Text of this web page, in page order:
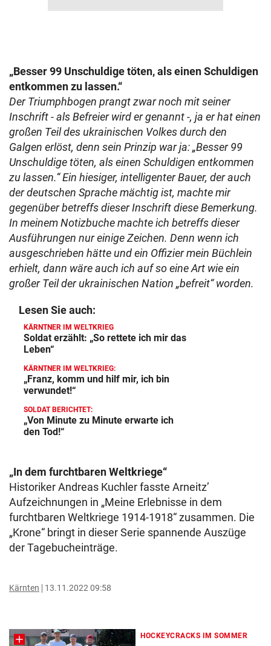
„Besser 99 Unschuldige töten, als einen Schuldigen
entkommen zu lassen.“
Der Triumphbogen prangt zwar noch mit seiner
Inschrift - als Befreier wird er genannt -, ja er hat einen
großen Teil des ukrainischen Volkes durch den
Galgen erlöst, denn sein Prinzip war ja: „Besser 99
Unschuldige töten, als einen Schuldigen entkommen
zu lassen.“Ein hiesiger, intelligenter Bauer, der auch
der deutschen Sprache mächtig ist, machte mir
gegenüber betreffs dieser Inschrift diese Bemerkung.
In meinem Notizbuche machte ich betreffs dieser
Ausführungen nur einige Zeichen. Denn wenn ich
ausgeschrieben hätte und ein Offizier mein Büchlein
erhielt, dann wäre auch ich auf so eine Art wie ein
großer Teil der ukrainischen Nation „befreit“ worden.
Lesen Sie auch:
KÄRNTNER IM WELTKRIEG
Soldat erzählt: „So rettete ich mir das
Leben“
KÄRNTNER IM WELTKRIEG:
„Franz, komm und hilf mir, ich bin
verwundet!“
SOLDAT BERICHTET:
„Von Minute zu Minute erwarte ich
den Tod!“
„In dem furchtbaren Weltkriege“
Historiker Andreas Kuchler fasste Arneitz’
Aufzeichnungen in „Meine Erlebnisse in dem
furchtbaren Weltkriege 1914-1918“ zusammen. Die
„Krone“ bringt in dieser Serie spannende Auszüge
der Tagebucheinträge.
Kärnten 13.11.2022 09:58
HOCKEYCRACKS IM SOMMER